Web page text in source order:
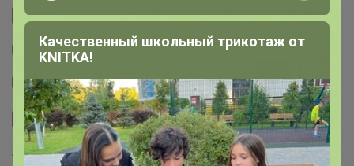
Cтраничка организатора
Другие СП организатора Джилка
Тема отзывов
Сайт закупки
Торговые марки
Качественный школьный трикотаж от
KNITKA!